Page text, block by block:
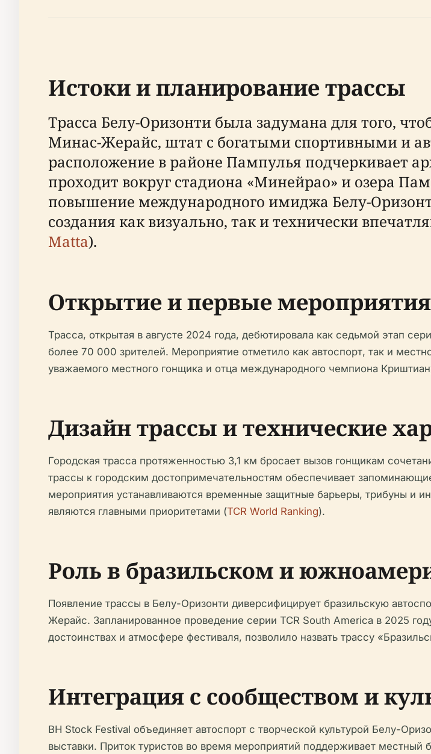
Истоки и планирование трассы
Трасса Белу-Оризонти была задумана для того,
Минас-Жерайс, штат с богатыми спортивными и
расположение в районе Пампулья подчеркивает
проходит вокруг стадиона «Минейрао» и озера
повышение международного имиджа Белу-
создания как визуально, так и технически
Matta).
Открытие и первые мероприятия
Трасса, открытая в августе 2024 года, дебютировала как седьмой этап
более 70 000 зрителей. Мероприятие отметило как автоспорт, так и
уважаемого местного гонщика и отца международного чемпиона
Дизайн трассы и технические
Городская трасса протяженностью 3,1 км бросает вызов гонщикам
трассы к городским достопримечательностям обеспечивает
мероприятия устанавливаются временные защитные барьеры, трибуны и
являются главными приоритетами (TCR World Ranking).
Роль в бразильском и
Появление трассы в Белу-Оризонти диверсифицирует бразильскую
Жерайс. Запланированное проведение серии TCR South America в 2025
достоинствах и атмосфере фестиваля, позволило назвать трассу
Интеграция с сообществом и
BH Stock Festival объединяет автоспорт с творческой культурой Белу-
выставки. Приток туристов во время мероприятий поддерживает местный